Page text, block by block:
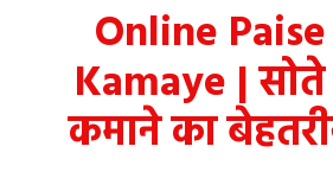
Online
Kamaye |
कमाने का